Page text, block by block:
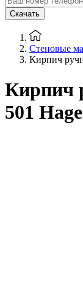
Скачать
Стеновые
Кирпич
Кирпич
501